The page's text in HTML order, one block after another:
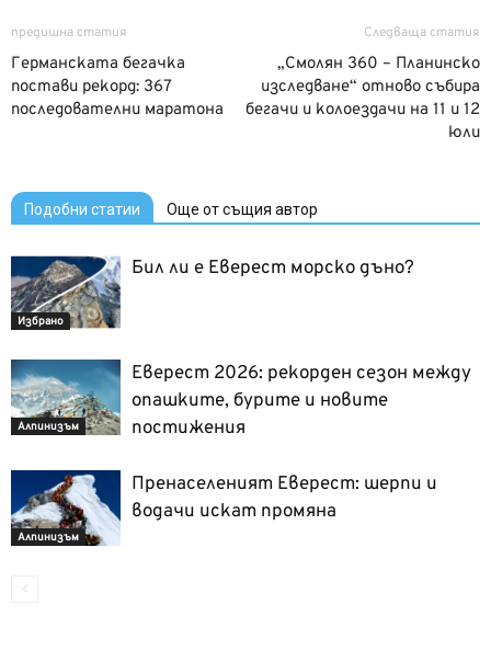
предишна статия
Германската бегачка
постави рекорд: 367
последователни маратона
Следваща статия
„Смолян 360 – Планинско
изследване“ отново събира
бегачи и колоездачи на 11 и 12
юли
Подобни статии Още от същия автор
Избрано
Бил ли е Еверест морско дъно?
Алпинизъм
Еверест 2026: рекорден сезон между
опашките, бурите и новите
постижения
Алпинизъм
Пренаселеният Еверест: шерпи и
водачи искат промяна